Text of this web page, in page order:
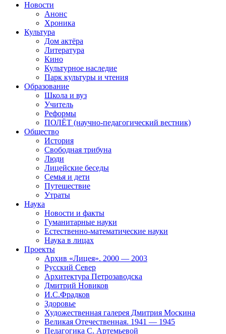
Новости
Анонс
Хроника
Культура
Дом актёра
Литература
Кино
Культурное наследие
Парк культуры и чтения
Образование
Школа и вуз
Учитель
Реформы
ПОЛЁТ (научно-педагогический вестник)
Общество
История
Свободная трибуна
Люди
Лицейские беседы
Семья и дети
Путешествие
Утраты
Наука
Новости и факты
Гуманитарные науки
Естественно-математические науки
Наука в лицах
Проекты
Архив «Лицея». 2000 — 2003
Русский Север
Архитектура Петрозаводска
Дмитрий Новиков
И.С.Фрадков
Здоровье
Художественная галерея Дмитрия Москина
Великая Отечественная. 1941 — 1945
Педагогика С. Артемьевой